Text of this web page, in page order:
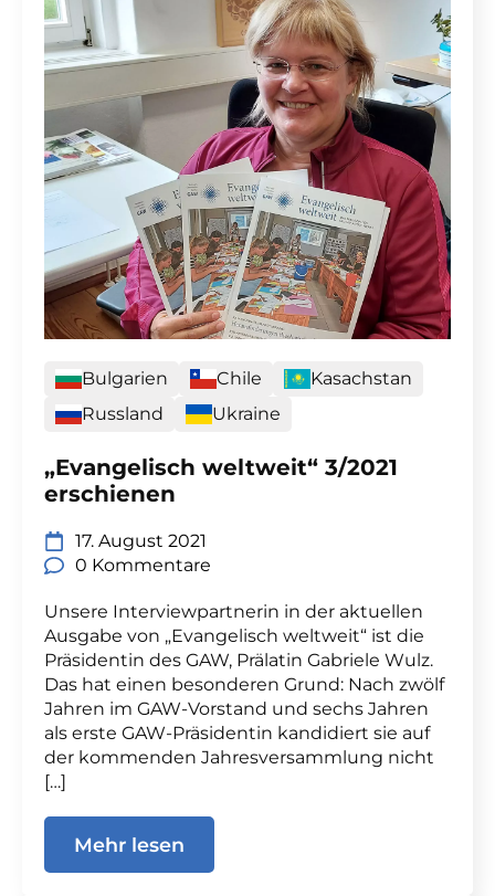
Bulgarien Chile
Kasachstan
Russland
Ukraine
„Evangelisch weltweit“ 3/2021
erschienen
17. August 2021
0 Kommentare
Unsere Interviewpartnerin in der aktuellen
Ausgabe von „Evangelisch weltweit“ ist die
Präsidentin des GAW, Prälatin Gabriele Wulz.
Das hat einen besonderen Grund: Nach zwölf
Jahren im GAW-Vorstand und sechs Jahren
als erste GAW-Präsidentin kandidiert sie auf
der kommenden Jahresversammlung nicht
[…]
Mehr lesen